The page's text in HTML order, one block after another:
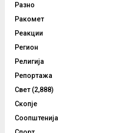
Разно
Ракомет
Реакции
Регион
Религија
Репортажа
Свет (2,888)
Скопје
Соопштенија